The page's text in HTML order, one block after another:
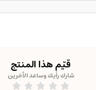
قيّم هذا المنتج
شارك رأيك وساعد الآخرين